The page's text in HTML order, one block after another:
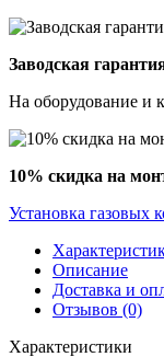
Заводская
На оборудование и
10% скидка на
Установка газовых
Описание
Доставка и
Отзывов (0)
Характеристики